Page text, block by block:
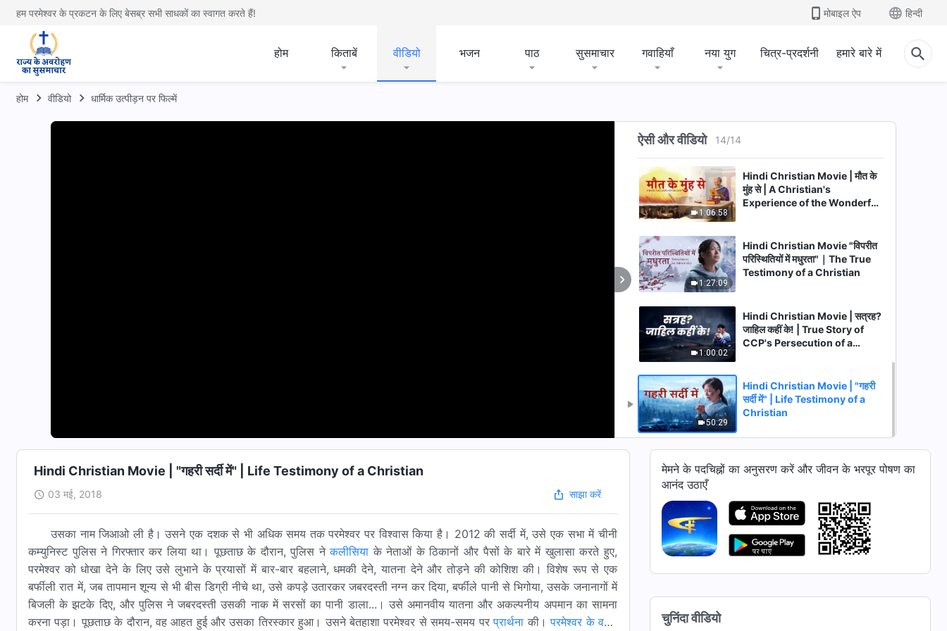
हम परमेश्वर के प्रकटन के लिए बेसब्र सभी साधकों का स्वागत करते हैं! मोबाइल ऐप हिन्दी
होम किताबें वीडियो भजन पाठ सुसमाचार गवाहियाँ नया युग चित्र-प्रदर्शनी हमारे बारे में
होम वीडियो धार्मिक उत्पीड़न पर फिल्में
ऐसी और वीडियो 14/14
| The CCP Conducts
Brainwashing on Christians
2:32:13
रक्तिम पुनर्शिक्षा | Story of
1:06:58
Hindi Christian Movie | मौत के
मुंह से | A Christian's
Experience of the Wonderful
1:27:09
Hindi Christian Movie "विपरीत
परिस्थितियों में मधुरता"｜The True
Testimony of a Christian
1:00:02
Hindi Christian Movie | सत्रह?
जाहिल कहीं के! | True Story of
CCP's Persecution of a
50:29
Hindi Christian Movie | "गहरी
सर्दी में" | Life Testimony of a
Christian
Hindi Christian Movie | "गहरी सर्दी में" | Life Testimony of a Christian
03 मई, 2018 साझा करें
उसका नाम जिआओ ली है। उसने एक दशक से भी अधिक समय तक परमेश्वर पर विश्वास किया है। 2012 की सर्दी में, उसे एक सभा में चीनी
कम्युनिस्ट पुलिस ने गिरफ्तार कर लिया था। पूछताछ के दौरान, पुलिस नेकलीसिया के नेताओं के ठिकानों और पैसों के बारे में खुलासा करते हुए,
परमेश्वर को धोखा देने के लिए उसे लुभाने के प्रयासों में बार-बार बहलाने, धमकी देने, यातना देने और तोड़ने की कोशिश की। विशेष रूप से एक
बर्फीली रात में, जब तापमान शून्य से भी बीस डिग्री नीचे था, उसे कपड़े उतारकर जबरदस्ती नग्न कर दिया, बर्फीले पानी से भिगोया, उसके जनानागों में
बिजली के झटके दिए, और पुलिस ने जबरदस्ती उसकी नाक में सरसों का पानी डाला...। उसे अमानवीय यातना और अकल्पनीय अपमान का सामना
करना पड़ा। पूछताछ के दौरान, वह आहत हुई और उसका तिरस्कार हुआ। उसने बेतहाशा परमेश्वर से समय-समय परप्रार्थना की।परमेश्वर के वचन
मेमने के पदचिह्नों का अनुसरण करें और जीवन के भरपूर पोषण का
आनंद उठाएँ
चुनिंदा वीडियो